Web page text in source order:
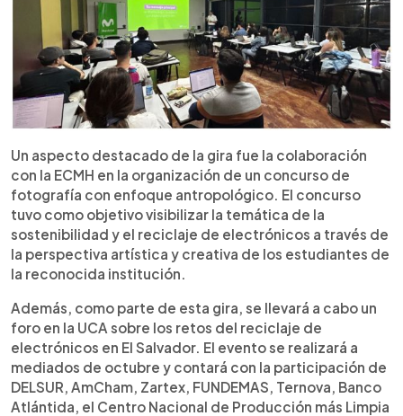
Un aspecto destacado de la gira fue la colaboración
con la ECMH en la organización de un concurso de
fotografía con enfoque antropológico. El concurso
tuvo como objetivo visibilizar la temática de la
sostenibilidad y el reciclaje de electrónicos a través de
la perspectiva artística y creativa de los estudiantes de
la reconocida institución.
Además, como parte de esta gira, se llevará a cabo un
foro en la UCA sobre los retos del reciclaje de
electrónicos en El Salvador. El evento se realizará a
mediados de octubre y contará con la participación de
DELSUR, AmCham, Zartex, FUNDEMAS, Ternova, Banco
Atlántida, el Centro Nacional de Producción más Limpia